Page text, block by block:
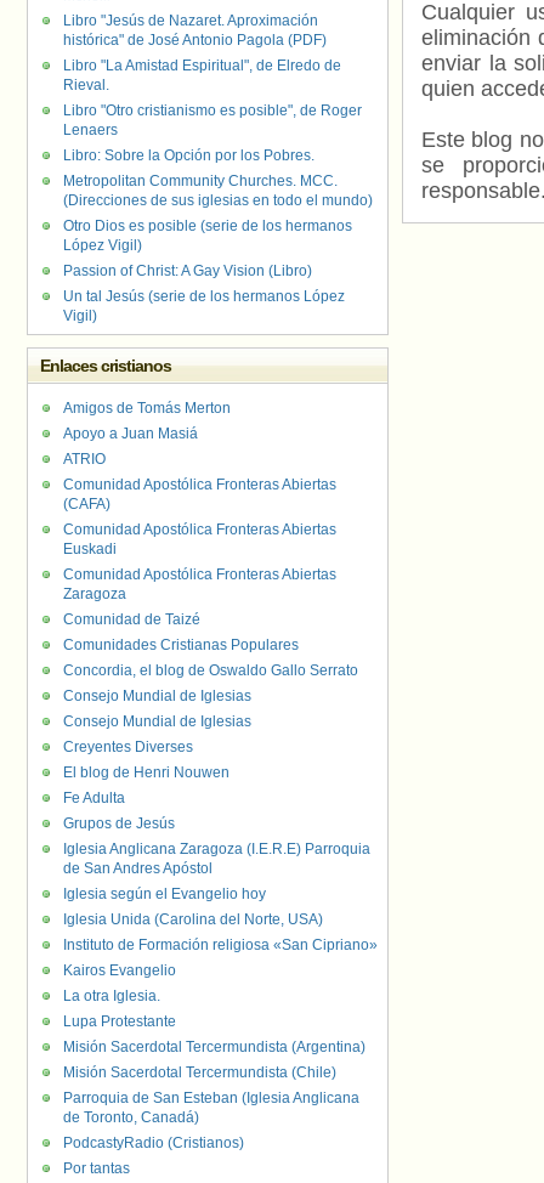
Cualquier
eliminación
enviar la
quien
Este blog
se
Libro "Jesús de Nazaret. Aproximación
histórica" de José Antonio Pagola (PDF)
Libro "La Amistad Espiritual", de Elredo de
Rieval.
Libro "Otro cristianismo es posible", de Roger
Lenaers
Libro: Sobre la Opción por los Pobres.
Metropolitan Community Churches. MCC.
(Direcciones de sus iglesias en todo el mundo)
Otro Dios es posible (serie de los hermanos
López Vigil)
Passion of Christ: A Gay Vision (Libro)
Un tal Jesús (serie de los hermanos López
Vigil)
Enlaces cristianos
Amigos de Tomás Merton
Apoyo a Juan Masiá
ATRIO
Comunidad Apostólica Fronteras Abiertas
(CAFA)
Comunidad Apostólica Fronteras Abiertas
Euskadi
Comunidad Apostólica Fronteras Abiertas
Zaragoza
Comunidad de Taizé
Comunidades Cristianas Populares
Concordia, el blog de Oswaldo Gallo Serrato
Consejo Mundial de Iglesias
Consejo Mundial de Iglesias
Creyentes Diverses
El blog de Henri Nouwen
Fe Adulta
Grupos de Jesús
Iglesia Anglicana Zaragoza (I.E.R.E) Parroquia
de San Andres Apóstol
Iglesia según el Evangelio hoy
Iglesia Unida (Carolina del Norte, USA)
Instituto de Formación religiosa «San Cipriano»
Kairos Evangelio
La otra Iglesia.
Lupa Protestante
Misión Sacerdotal Tercermundista (Argentina)
Misión Sacerdotal Tercermundista (Chile)
Parroquia de San Esteban (Iglesia Anglicana
de Toronto, Canadá)
PodcastyRadio (Cristianos)
Por tantas